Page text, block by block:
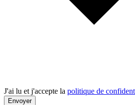
J'ai lu et j'accepte la politique de
Envoyer